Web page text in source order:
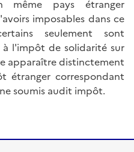
même pays étranger
imposables dans ce
seulement sont
l'impôt de solidarité sur
apparaître distinctement
étranger correspondant
soumis audit impôt.